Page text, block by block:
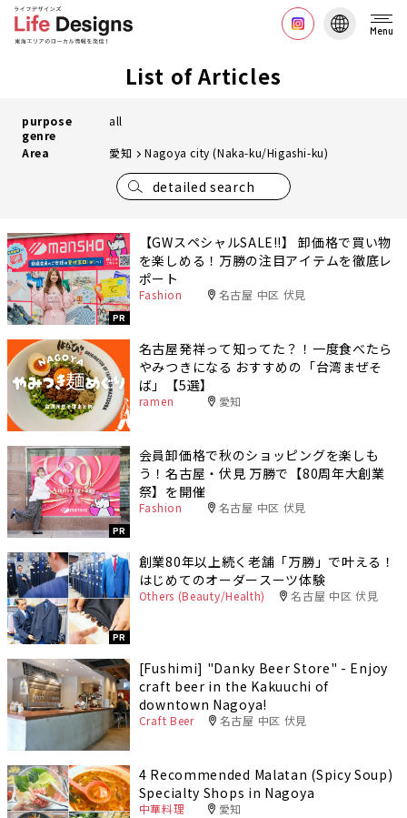
Menu
List of Articles
purpose
genre
all
Area 愛知 Nagoya city (Naka-ku/Higashi-ku)
detailed search
PR
【GWスペシャルSALE‼︎】 卸価格で買い物
を楽しめる！万勝の注目アイテムを徹底レ
ポート
Fashion 名古屋 中区 伏見
名古屋発祥って知ってた？！一度食べたら
やみつきになる おすすめの「台湾まぜそ
ば」【5選】
ramen 愛知
PR
会員卸価格で秋のショッピングを楽しも
う！名古屋・伏見 万勝で【80周年大創業
祭】を開催
Fashion 名古屋 中区 伏見
PR
創業80年以上続く老舗「万勝」で叶える！
はじめてのオーダースーツ体験
Others (Beauty/Health) 名古屋 中区 伏見
[Fushimi] "Danky Beer Store" - Enjoy
craft beer in the Kakuuchi of
downtown Nagoya!
Craft Beer 名古屋 中区 伏見
4 Recommended Malatan (Spicy Soup)
Specialty Shops in Nagoya
中華料理 愛知